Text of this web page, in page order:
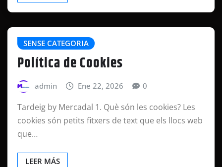
SENSE CATEGORIA
Política de Cookies
admin Ene 22, 2026 0
Tardeig by Mercadal 1. Què són les cookies? Les
cookies són petits fitxers de text que els llocs web
que…
LEER MÁS